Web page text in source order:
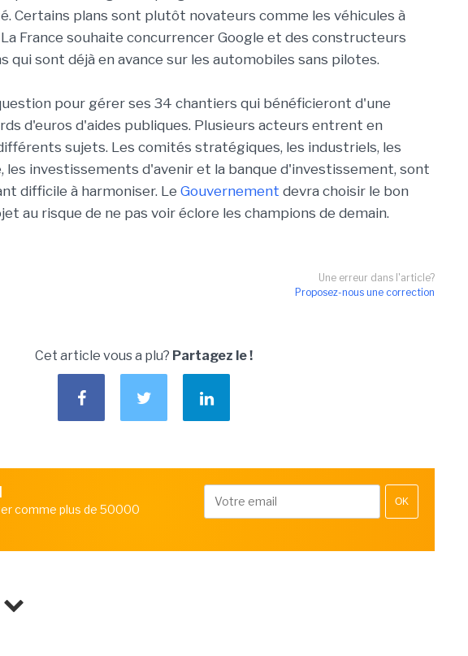
Certains plans sont plutôt novateurs comme les véhicules à
France souhaite concurrencer Google et des constructeurs
qui sont déjà en avance sur les automobiles sans pilotes.
pour gérer ses 34 chantiers qui bénéficieront d'une
d'euros d'aides publiques. Plusieurs acteurs entrent en
sujets. Les comités stratégiques, les industriels, les
investissements d'avenir et la banque d'investissement, sont
difficile à harmoniser. Le Gouvernement devra choisir le bon
au risque de ne pas voir éclore les champions de demain.
Une erreur dans l'article?
Proposez-nous une correction
Cet article vous a plu? Partagez le !
comme plus de 50000
OK